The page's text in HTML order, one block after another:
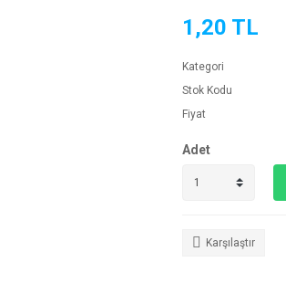
1,20 TL
Kategori
Stok Kodu
Fiyat
Adet
Karşılaştır